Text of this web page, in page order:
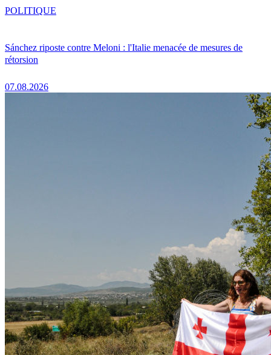
Sánchez riposte contre Meloni : l'Italie menacée de mesures de
rétorsion
07.08.2026
POLITIQUE